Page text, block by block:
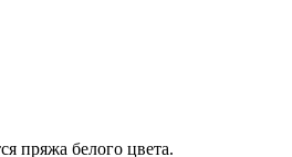
пряжа белого цвета.